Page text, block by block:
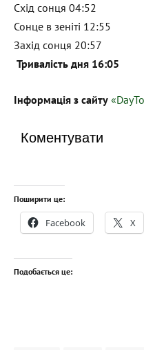
Схід сонця 04:52
Сонце в зеніті 12:55
Захід сонця 20:57
Тривалість дня 16:05
Інформація з сайту
Коментувати
Поширити це:
Facebook X
Подобається це: